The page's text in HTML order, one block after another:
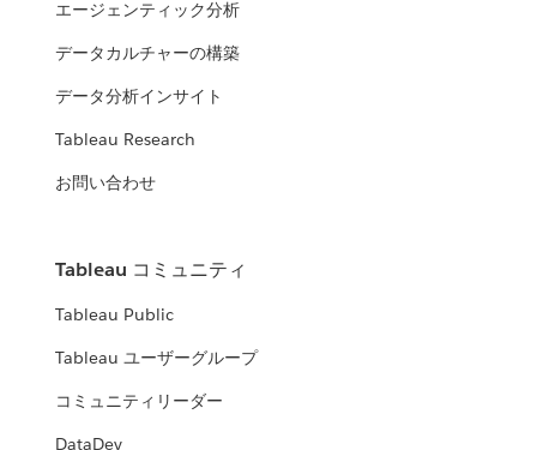
エージェンティック分析
データカルチャーの構築
データ分析インサイト
Tableau Research
お問い合わせ
Tableau コミュニティ
Tableau Public
Tableau ユーザーグループ
コミュニティリーダー
DataDev